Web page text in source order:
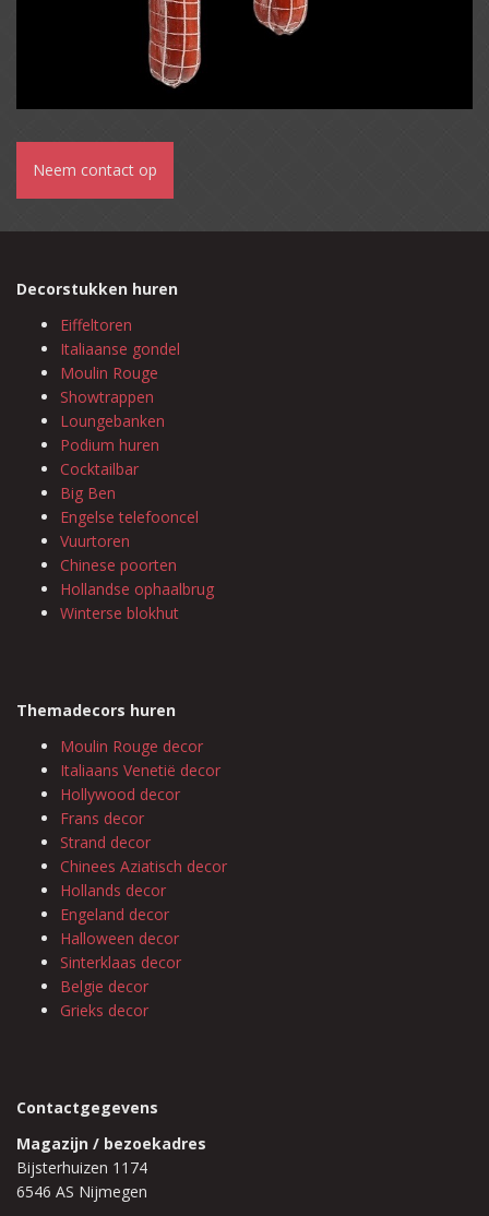
Neem contact op
Decorstukken huren
Eiffeltoren
Italiaanse gondel
Moulin Rouge
Showtrappen
Loungebanken
Podium huren
Cocktailbar
Big Ben
Engelse telefooncel
Vuurtoren
Chinese poorten
Hollandse ophaalbrug
Winterse blokhut
Themadecors huren
Moulin Rouge decor
Italiaans Venetië decor
Hollywood decor
Frans decor
Strand decor
Chinees Aziatisch decor
Hollands decor
Engeland decor
Halloween decor
Sinterklaas decor
Belgie decor
Grieks decor
Contactgegevens
Magazijn / bezoekadres
Bijsterhuizen 1174
6546 AS Nijmegen